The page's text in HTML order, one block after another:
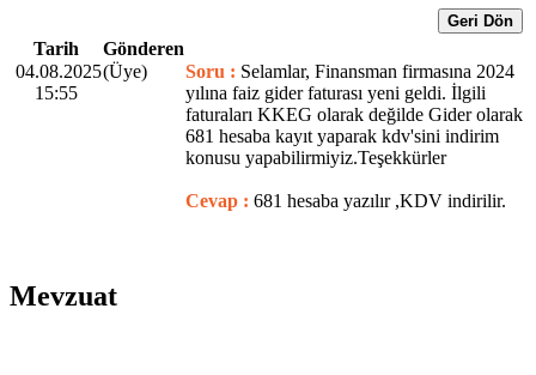
Geri Dön
Tarih
Gönderen
04.08.2025
15:55
(Üye) Soru : Selamlar, Finansman firmasına 2024
yılına faiz gider faturası yeni geldi. İlgili
faturaları KKEG olarak değilde Gider olarak
681 hesaba kayıt yaparak kdv'sini indirim
konusu yapabilirmiyiz.Teşekkürler
Cevap : 681 hesaba yazılır ,KDV indirilir.
Mevzuat